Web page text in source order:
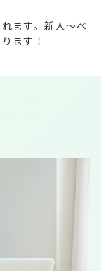
ます。新人～ベ
ます！